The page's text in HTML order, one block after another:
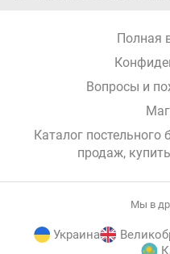
Полная
Вопросы и
Каталог постельного
продаж,
Мы в
Украина